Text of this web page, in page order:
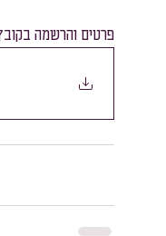
פרטים והרשמה